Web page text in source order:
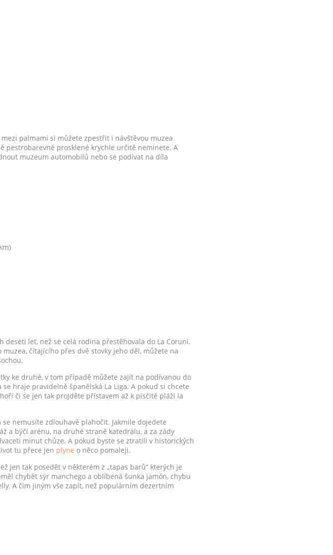
palmami si můžete zpestřit i návštěvou muzea
pestrobarevné prosklené krychle určitě neminete. A
muzeum automobilů nebo se podívat na díla
deseti let, než se celá rodina přestěhovala do La Coruni.
čítajícího přes dvě stovky jeho děl, můžete na
ke druhé, v tom případě můžete zajít na podívanou do
hraje pravidelně španělská La Liga. A pokud si chcete
či se jen tak projděte přístavem až k písčité pláži la
nemusíte zdlouhavě plahočit. Jakmile dojedete
a býčí arénu, na druhé straně katedrálu, a za zády
minut chůze. A pokud byste se ztratili v historických
tu přece jen plyne o něco pomaleji.
jen tak posedět v některém z „tapas barů“ kterých je
chybět sýr manchego a oblíbená šunka jamón, chybu
A čím jiným vše zapít, než populárním dezertním